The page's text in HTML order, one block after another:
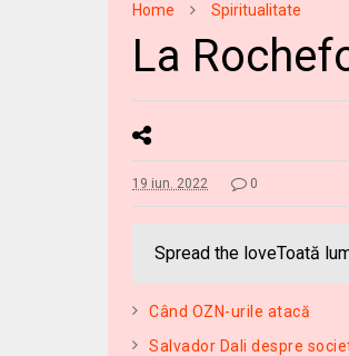
Home Spiritualitate
La
19 iun. 2022 0
Spread the loveToată
Când OZN-urile atacă
Salvador Dali despre